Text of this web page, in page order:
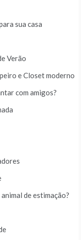
sua casa
Verão
e Closet moderno
com amigos?
de estimação?